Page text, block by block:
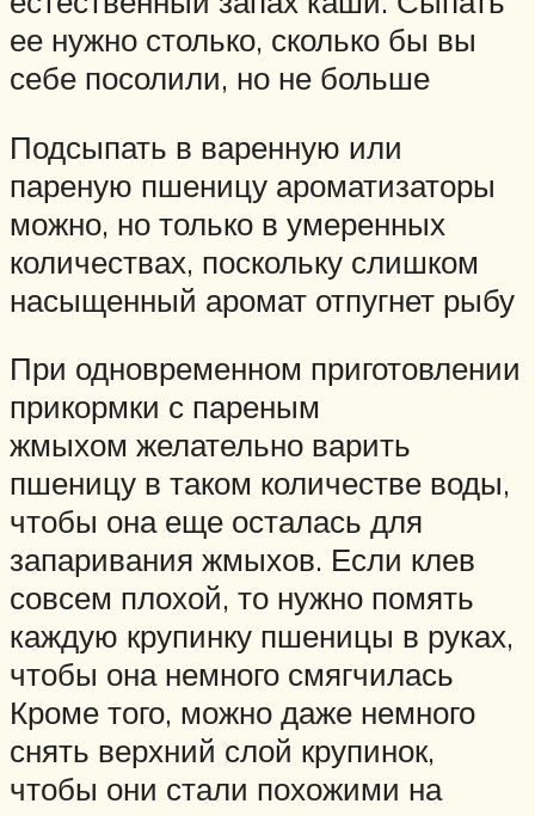
ее нужно столько, сколько бы вы
себе посолили, но не больше
Подсыпать в варенную или
пареную пшеницу ароматизаторы
можно, но только в умеренных
количествах, поскольку слишком
насыщенный аромат отпугнет рыбу
При одновременном приготовлении
прикормки с пареным
жмыхом желательно варить
пшеницу в таком количестве воды,
чтобы она еще осталась для
запаривания жмыхов. Если клев
совсем плохой, то нужно помять
каждую крупинку пшеницы в руках,
чтобы она немного смягчилась
Кроме того, можно даже немного
снять верхний слой крупинок,
чтобы они стали похожими на